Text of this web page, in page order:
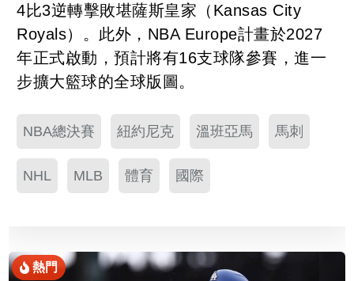
4比3逆轉擊敗堪薩斯皇家（Kansas City
Royals）。此外，NBA Europe計畫於2027
年正式啟動，預計將有16支球隊參賽，進一
步擴大籃球的全球版圖。
NBA總決賽 紐約尼克 溫班亞馬 馬刺
NHL MLB 體育 國際
熱門